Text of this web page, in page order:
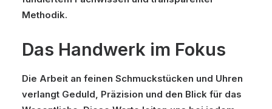
Methodik.
Das Handwerk im Fokus
Die Arbeit an feinen Schmuckstücken und Uhren
verlangt Geduld, Präzision und den Blick für das